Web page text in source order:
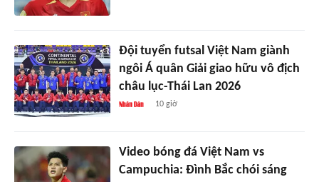
Đội tuyển futsal Việt Nam giành
ngôi Á quân Giải giao hữu vô địch
châu lục-Thái Lan 2026
10 giờ
Video bóng đá Việt Nam vs
Campuchia: Đình Bắc chói sáng